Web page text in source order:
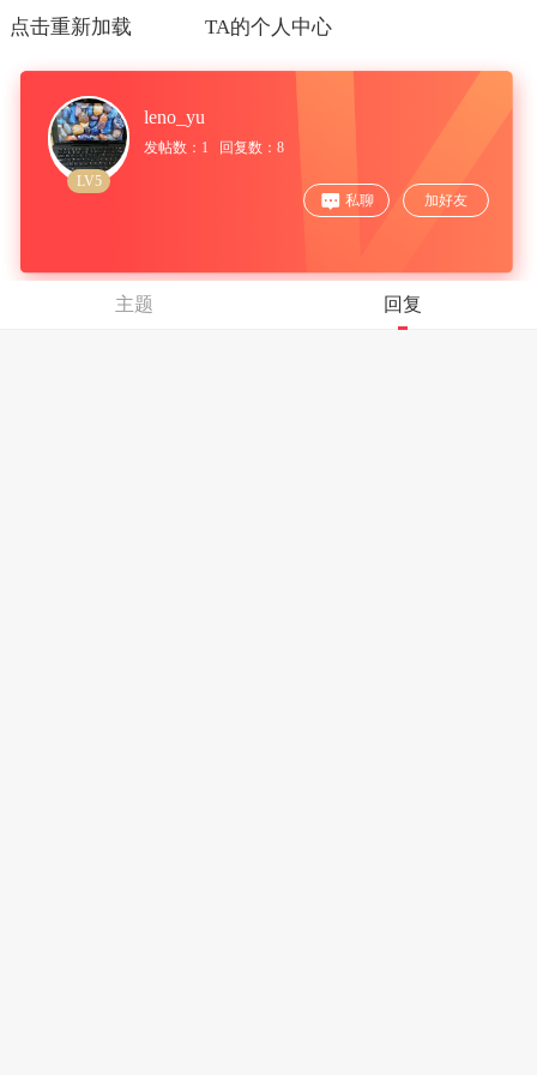
点击重新加载 TA的个人中心
LV5
leno_yu
发帖数：1 回复数：8
私聊 加好友
主题 回复